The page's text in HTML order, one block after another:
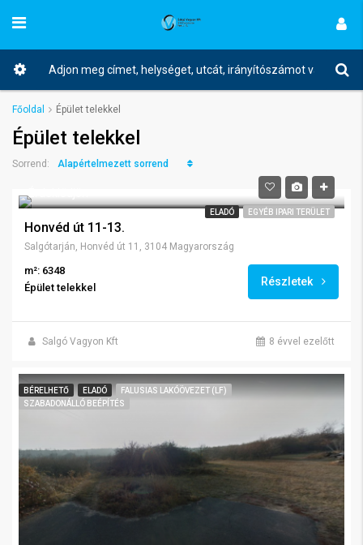
Főoldal Épület telekkel
Épület telekkel
Sorrend: Alapértelmezett sorrend
ELADÓ EGYÉB IPARI TERÜLET
Honvéd út 11-13.
Salgótarján, Honvéd út 11, 3104 Magyarország
m²: 6348
Épület telekkel
Részletek
Salgó Vagyon Kft 8 évvel ezelőtt
BÉRELHETŐ ELADÓ
FALUSIAS LAKÓÖVEZET (LF)
SZABADONÁLLÓ BEÉPÍTÉS